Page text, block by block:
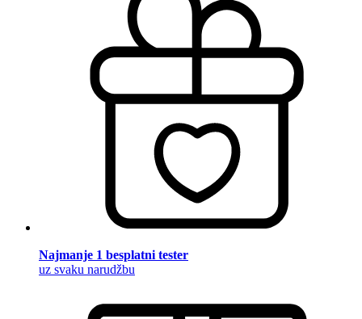
Najmanje 1 besplatni tester
uz svaku narudžbu